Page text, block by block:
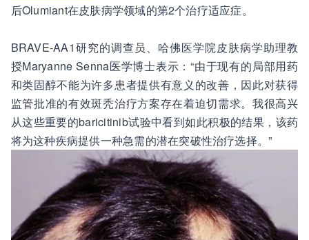
后Olumiant在皮肤病学领域的第2个治疗适应症。
BRAVE-AA1研究的调查员、哈佛医学院皮肤病学助理教
授Maryanne Senna医学博士表示：“由于现有的局部用药
和类固醇不能为许多患者提供有意义的改善，因此对获得
监管批准的有效斑秃治疗方案存在着迫切需求。我很高兴
从这些重要的baricitinib试验中看到如此积极的结果，该药
将为这种疾病提供一种急需的潜在突破性治疗选择。”